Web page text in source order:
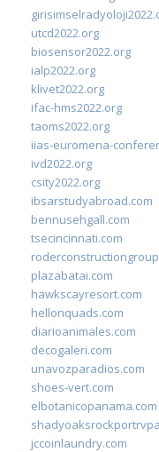
utcd2022.org
biosensor2022.org
ialp2022.org
klivet2022.org
ifac-hms2022.org
taoms2022.org
iias-euromena-
ivd2022.org
csity2022.org
ibsarstudyabroad.com
bennusehgall.com
tsecincinnati.com
plazabatai.com
hawkscayresort.com
hellonquads.com
diarioanimales.com
decogaleri.com
unavozparadios.com
shoes-vert.com
elbotanicopanama.com
jccoinlaundry.com